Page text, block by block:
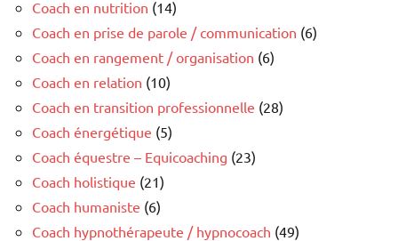
Coach en nutrition (14)
Coach en prise de parole / communication (6)
Coach en rangement / organisation (6)
Coach en relation (10)
Coach en transition professionnelle (28)
Coach énergétique (5)
Coach équestre – Equicoaching (23)
Coach holistique (21)
Coach humaniste (6)
Coach hypnothérapeute / hypnocoach (49)